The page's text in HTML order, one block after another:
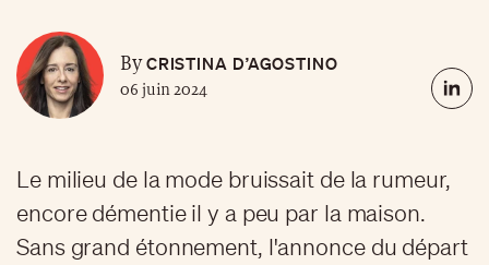
ByCRISTINA D’AGOSTINO
06 juin 2024
Le milieu de la mode bruissait de la rumeur,
encore démentie il y a peu par la maison.
Sans grand étonnement, l'annonce du départ